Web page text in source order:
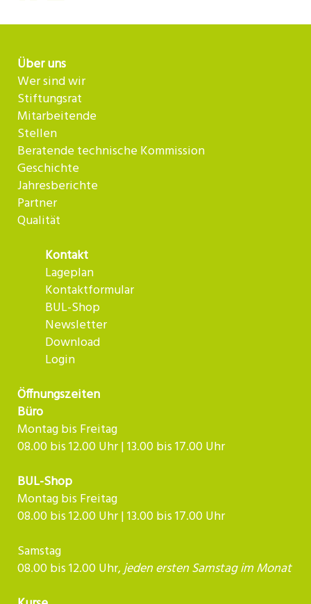
Über uns
Wer sind wir
Stiftungsrat
Mitarbeitende
Stellen
Beratende technische Kommission
Geschichte
Jahresberichte
Partner
Qualität
Kontakt
Lageplan
Kontaktformular
BUL-Shop
Newsletter
Download
Login
Öffnungszeiten
Büro
Montag bis Freitag
08.00 bis 12.00 Uhr | 13.00 bis 17.00 Uhr
BUL-Shop
Montag bis Freitag
08.00 bis 12.00 Uhr | 13.00 bis 17.00 Uhr
Samstag
08.00 bis 12.00 Uhr,jeden ersten Samstag im Monat